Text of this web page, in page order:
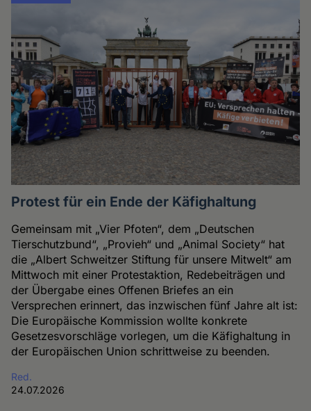
Protest für ein Ende der Käfighaltung
Gemeinsam mit „Vier Pfoten“, dem „Deutschen
Tierschutzbund“, „Provieh“ und „Animal Society“ hat
die „Albert Schweitzer Stiftung für unsere Mitwelt“ am
Mittwoch mit einer Protestaktion, Redebeiträgen und
der Übergabe eines Offenen Briefes an ein
Versprechen erinnert, das inzwischen fünf Jahre alt ist:
Die Europäische Kommission wollte konkrete
Gesetzesvorschläge vorlegen, um die Käfighaltung in
der Europäischen Union schrittweise zu beenden.
Red.
24.07.2026